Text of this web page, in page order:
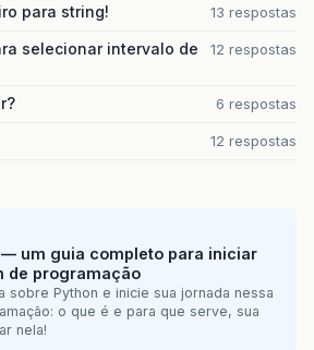
para string! 13 respostas
selecionar intervalo de
12 respostas
6 respostas
12 respostas
— um guia completo para iniciar
de programação
sobre Python e inicie sua jornada nessa
o que é e para que serve, sua
nela!